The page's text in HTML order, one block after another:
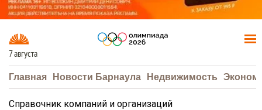
7 августа
Главная Новости Барнаула Недвижимость
Справочник компаний и организаций